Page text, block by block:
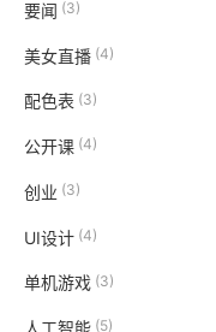
要闻 (3)
美女直播 (4)
配色表 (3)
公开课 (4)
创业 (3)
UI设计 (4)
单机游戏 (3)
人工智能 (5)